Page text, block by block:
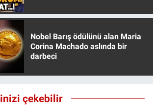
Nobel Barış ödülünü alan Maria
Corina Machado aslında bir
darbeci
çekebilir